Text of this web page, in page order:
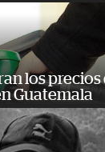
los precios
Guatemala